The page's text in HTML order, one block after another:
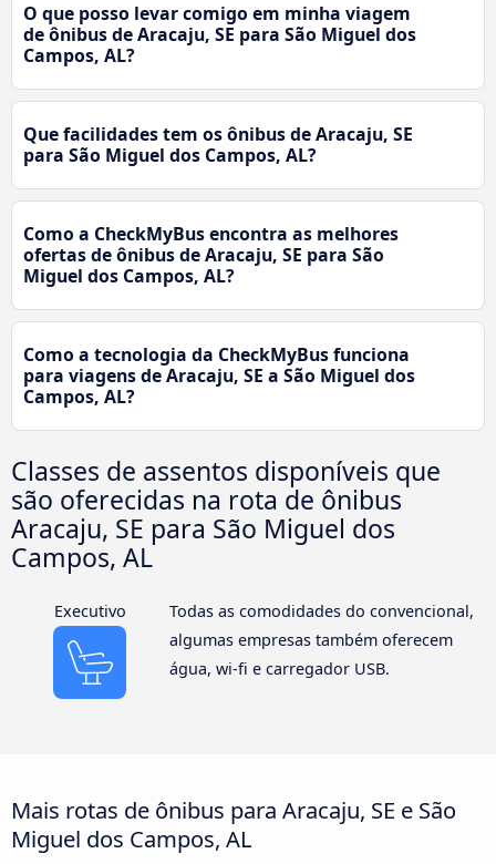
O que posso levar comigo em minha viagem
de ônibus de Aracaju, SE para São Miguel dos
Campos, AL?
Que facilidades tem os ônibus de Aracaju, SE
para São Miguel dos Campos, AL?
Como a CheckMyBus encontra as melhores
ofertas de ônibus de Aracaju, SE para São
Miguel dos Campos, AL?
Como a tecnologia da CheckMyBus funciona
para viagens de Aracaju, SE a São Miguel dos
Campos, AL?
Classes de assentos disponíveis que
são oferecidas na rota de ônibus
Aracaju, SE para São Miguel dos
Campos, AL
Executivo
Todas as comodidades do convencional,
algumas empresas também oferecem
água, wi-fi e carregador USB.
Mais rotas de ônibus para Aracaju, SE e São
Miguel dos Campos, AL